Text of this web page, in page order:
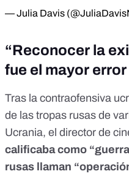
— Julia Davis
“Reconocer la
fue el mayor
Tras la contraofensiva
de las tropas rusas de
Ucrania, el director de
calificaba como “guerra
rusas llaman